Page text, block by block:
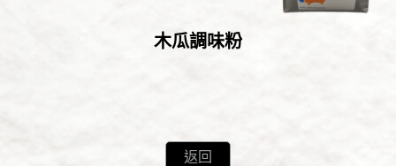
木瓜調味粉
返回